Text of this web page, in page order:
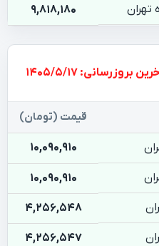
9,818,180
بروزرسانی: 1405/5/17
قیمت (تومان)
10,090,910
10,090,910
4,256,548
4,256,547